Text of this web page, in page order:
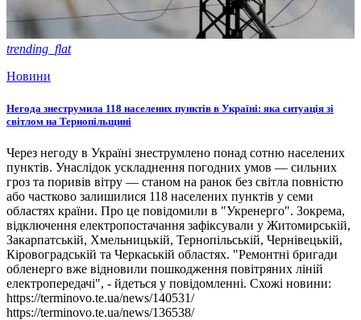
trending_flat
Новини
Негода знеструмила 118 населених пунктів в Україні: яка ситуація зі
світлом на Тернопільщині
Через негоду в Україні знеструмлено понад сотню населених
пунктів. Унаслідок ускладнення погодних умов — сильних
гроз та поривів вітру — станом на ранок без світла повністю
або частково залишилися 118 населених пунктів у семи
областях країни. Про це повідомили в "Укренерго". Зокрема,
відключення електропостачання зафіксували у Житомирській,
Закарпатській, Хмельницькій, Тернопільській, Чернівецькій,
Кіровоградській та Черкаській областях. "Ремонтні бригади
обленерго вже відновили пошкодження повітряних ліній
електропередачі", - йдеться у повідомленні. Схожі новини:
https://terminovo.te.ua/news/140531/
https://terminovo.te.ua/news/136538/